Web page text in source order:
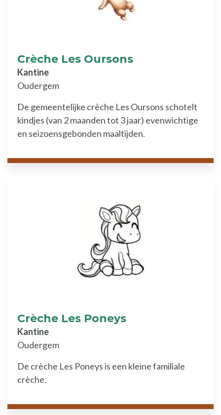
Crèche Les Oursons
Kantine
Oudergem
De gemeentelijke crèche Les Oursons schotelt
kindjes (van 2 maanden tot 3 jaar) evenwichtige
en seizoensgebonden maaltijden.
Crèche Les Poneys
Kantine
Oudergem
De crèche Les Poneys is een kleine familiale
crèche.